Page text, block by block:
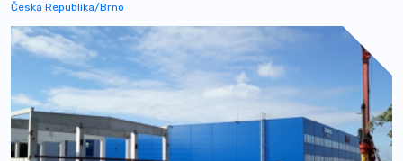
Česká Republika/Brno